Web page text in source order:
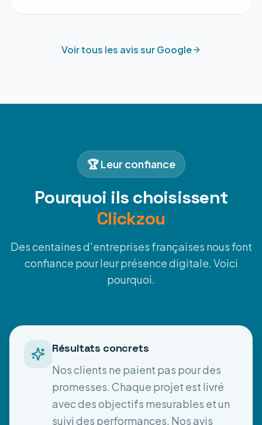
Voir tous les avis sur Google
🏆 Leur confiance
Pourquoi ils choisissent
Clickzou
Des centaines d'entreprises françaises nous font
confiance pour leur présence digitale. Voici
pourquoi.
Résultats concrets
Nos clients ne paient pas pour des
promesses. Chaque projet est livré
avec des objectifs mesurables et un
suivi des performances. Nos avis